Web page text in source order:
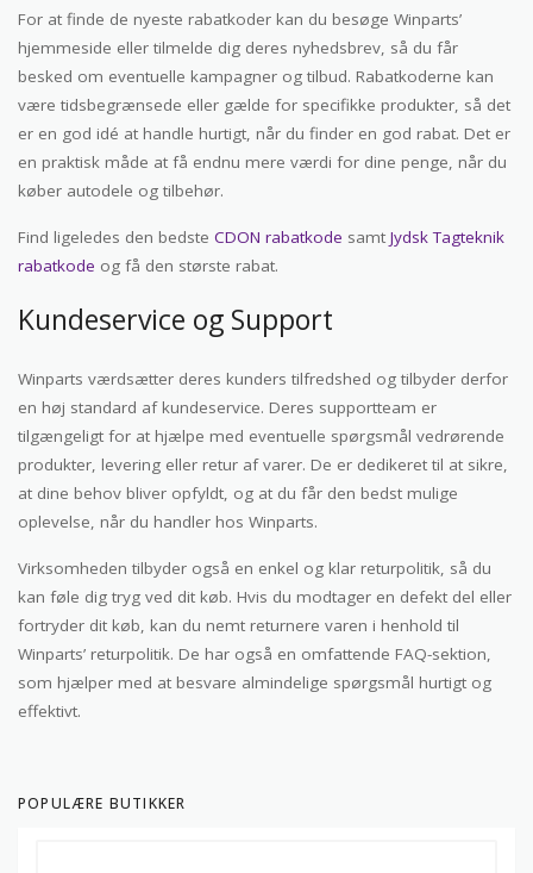
For at finde de nyeste rabatkoder kan du besøge Winparts’
hjemmeside eller tilmelde dig deres nyhedsbrev, så du får
besked om eventuelle kampagner og tilbud. Rabatkoderne kan
være tidsbegrænsede eller gælde for specifikke produkter, så det
er en god idé at handle hurtigt, når du finder en god rabat. Det er
en praktisk måde at få endnu mere værdi for dine penge, når du
køber autodele og tilbehør.
Find ligeledes den bedste CDON rabatkode samt Jydsk Tagteknik
rabatkode og få den største rabat.
Kundeservice og Support
Winparts værdsætter deres kunders tilfredshed og tilbyder derfor
en høj standard af kundeservice. Deres supportteam er
tilgængeligt for at hjælpe med eventuelle spørgsmål vedrørende
produkter, levering eller retur af varer. De er dedikeret til at sikre,
at dine behov bliver opfyldt, og at du får den bedst mulige
oplevelse, når du handler hos Winparts.
Virksomheden tilbyder også en enkel og klar returpolitik, så du
kan føle dig tryg ved dit køb. Hvis du modtager en defekt del eller
fortryder dit køb, kan du nemt returnere varen i henhold til
Winparts’ returpolitik. De har også en omfattende FAQ-sektion,
som hjælper med at besvare almindelige spørgsmål hurtigt og
effektivt.
POPULÆRE BUTIKKER